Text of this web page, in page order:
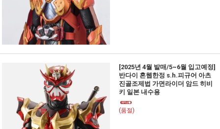
[2025년 4월 발매/5~6월 입고예정]
반다이 혼웹한정 s.h.피규어 아츠
진골조제법 가면라이더 암드 히비
키 일본 내수용
(품절)